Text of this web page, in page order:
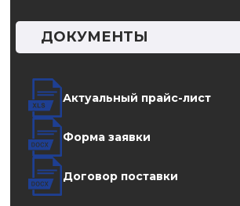
ДОКУМЕНТЫ
Актуальный прайс-лист
Форма заявки
Договор поставки